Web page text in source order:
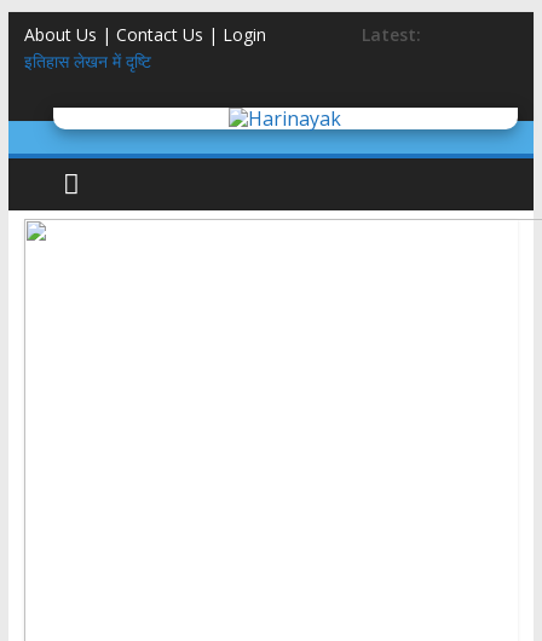
About Us | Contact Us | Login
Latest:
इतिहास लेखन में दृष्टि
हजार से 61 हजार: मुमं धामी
मिलेनियल्स गंवाने वाली कांग्रेस साध पायेगी GEN-Z?
Social Media KYC : सोशल मीडिया के केवाईसी होने से क्या रुक सकते हैं
अपराध?